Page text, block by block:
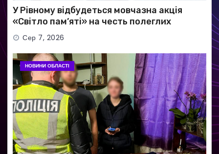
У Рівному відбудеться мовчазна акція
«Світло пам’яті» на честь полеглих
Захисників
Сер 7, 2026
НОВИНИ ОБЛАСТІ